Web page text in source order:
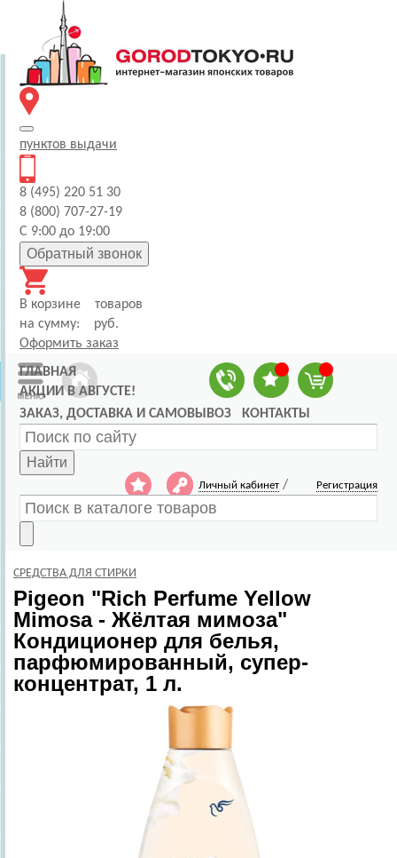
пунктов выдачи
8 (495) 220 51 30
8 (800) 707-27-19
С 9:00 до 19:00
Обратный звонок
В корзине
товаров
на сумму:
руб.
Оформить заказ
ГЛАВНАЯ
АКЦИИ В АВГУСТЕ!
ЗАКАЗ, ДОСТАВКА И САМОВЫВОЗ
КОНТАКТЫ
Найти
Личный кабинет / Регистрация
СРЕДСТВА ДЛЯ СТИРКИ
Pigeon "Rich Perfume Yellow
Mimosa - Жёлтая мимоза"
Кондиционер для белья,
парфюмированный, супер-
концентрат, 1 л.